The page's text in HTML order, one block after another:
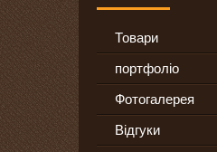
Товари
портфоліо
Фотогалерея
Відгуки